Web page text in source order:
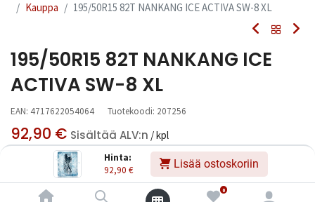
Hinta:
92,90 € Lisää ostoskoriin
0
Kauppa 195/50R15 82T NANKANG ICE ACTIVA SW-8 XL
195/50R15 82T NANKANG ICE
ACTIVA SW-8 XL
EAN: 4717622054064 Tuotekoodi: 207256
92,90 € Sisältää ALV:n / kpl
Toimittajilla (kotimaa):
Saatavilla
Toimitusaika:
3 arkipäivää